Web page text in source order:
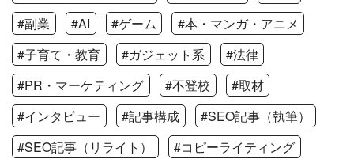
#副業
#AI #ゲーム
#本・マンガ・アニメ
#子育て・教育
#ガジェット系
#法律
#PR・マーケティング
#不登校
#取材
#インタビュー
#記事構成
#SEO記事（執筆）
#SEO記事（リライト）
#コピーライティング